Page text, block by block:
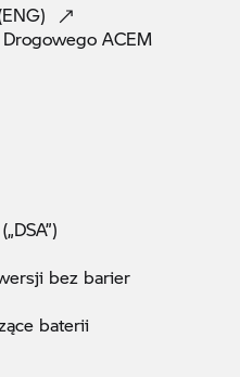
ACEM
(„DSA”)
bez barier
baterii